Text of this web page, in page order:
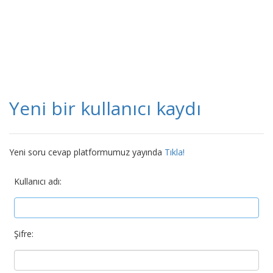
Yeni bir kullanıcı kaydı
Yeni soru cevap platformumuz yayında Tıkla!
Kullanıcı adı:
Şifre: